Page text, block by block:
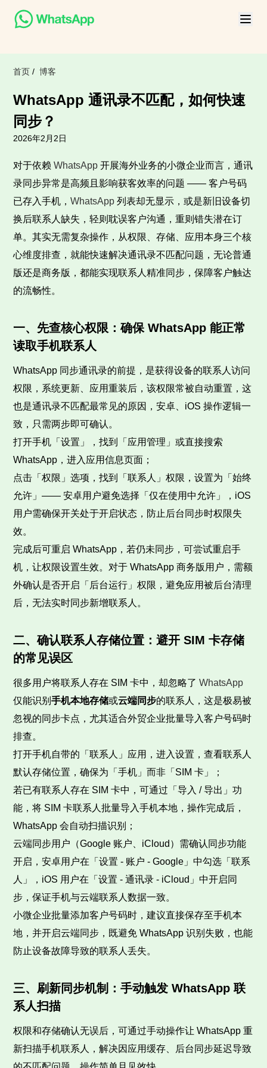
首页 / 博客
WhatsApp 通讯录不匹配，如何快速
同步？
2026年2月2日
对于依赖WhatsApp开展海外业务的小微企业而言，通讯
录同步异常是高频且影响获客效率的问题 —— 客户号码
已存入手机，WhatsApp列表却无显示，或是新旧设备切
换后联系人缺失，轻则耽误客户沟通，重则错失潜在订
单。其实无需复杂操作，从权限、存储、应用本身三个核
心维度排查，就能快速解决通讯录不匹配问题，无论普通
版还是商务版，都能实现联系人精准同步，保障客户触达
的流畅性。
一、先查核心权限：确保 WhatsApp 能正常
读取手机联系人
WhatsApp 同步通讯录的前提，是获得设备的联系人访问
权限，系统更新、应用重装后，该权限常被自动重置，这
也是通讯录不匹配最常见的原因，安卓、iOS 操作逻辑一
致，只需两步即可确认。
打开手机「设置」，找到「应用管理」或直接搜索
WhatsApp，进入应用信息页面；
点击「权限」选项，找到「联系人」权限，设置为「始终
允许」—— 安卓用户避免选择「仅在使用中允许」，iOS
用户需确保开关处于开启状态，防止后台同步时权限失
效。
完成后可重启 WhatsApp，若仍未同步，可尝试重启手
机，让权限设置生效。对于 WhatsApp 商务版用户，需额
外确认是否开启「后台运行」权限，避免应用被后台清理
后，无法实时同步新增联系人。
二、确认联系人存储位置：避开 SIM 卡存储
的常见误区
很多用户将联系人存在 SIM 卡中，却忽略了WhatsApp
仅能识别手机本地存储或云端同步的联系人，这是极易被
忽视的同步卡点，尤其适合外贸企业批量导入客户号码时
排查。
打开手机自带的「联系人」应用，进入设置，查看联系人
默认存储位置，确保为「手机」而非「SIM 卡」；
若已有联系人存在 SIM 卡中，可通过「导入 / 导出」功
能，将 SIM 卡联系人批量导入手机本地，操作完成后，
WhatsApp 会自动扫描识别；
云端同步用户（Google 账户、iCloud）需确认同步功能
开启，安卓用户在「设置 - 账户 - Google」中勾选「联系
人」，iOS 用户在「设置 - 通讯录 - iCloud」中开启同
步，保证手机与云端联系人数据一致。
小微企业批量添加客户号码时，建议直接保存至手机本
地，并开启云端同步，既避免 WhatsApp 识别失败，也能
防止设备故障导致的联系人丢失。
三、刷新同步机制：手动触发 WhatsApp 联
系人扫描
权限和存储确认无误后，可通过手动操作让 WhatsApp 重
新扫描手机联系人，解决因应用缓存、后台同步延迟导致